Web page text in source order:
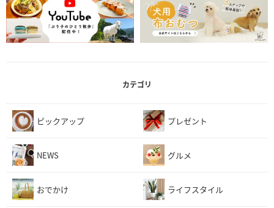
カテゴリ
ピックアップ プレゼント
NEWS グルメ
おでかけ ライフスタイル